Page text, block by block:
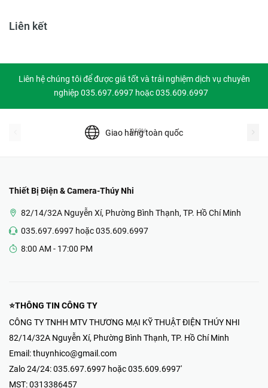
Liên kết
Liên hệ chúng tôi để được giá tốt và trải nghiệm dịch vụ chuyên
nghiệp 035.697.6997 hoặc 035.609.6997
Giao hàng toàn quốc
prev